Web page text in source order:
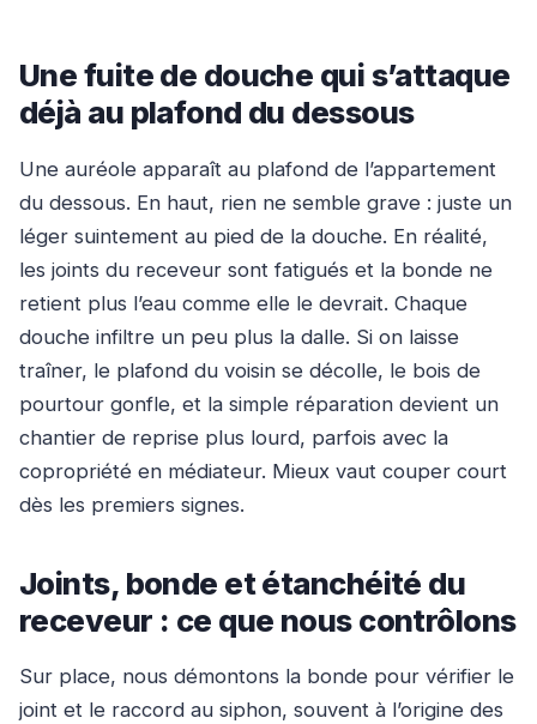
Une fuite de douche qui s’attaque
déjà au plafond du dessous
Une auréole apparaît au plafond de l’appartement
du dessous. En haut, rien ne semble grave : juste un
léger suintement au pied de la douche. En réalité,
les joints du receveur sont fatigués et la bonde ne
retient plus l’eau comme elle le devrait. Chaque
douche infiltre un peu plus la dalle. Si on laisse
traîner, le plafond du voisin se décolle, le bois de
pourtour gonfle, et la simple réparation devient un
chantier de reprise plus lourd, parfois avec la
copropriété en médiateur. Mieux vaut couper court
dès les premiers signes.
Joints, bonde et étanchéité du
receveur : ce que nous contrôlons
Sur place, nous démontons la bonde pour vérifier le
joint et le raccord au siphon, souvent à l’origine des